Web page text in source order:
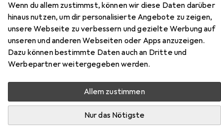
Wenn du allem zustimmst, können wir diese Daten darüber
hinaus nutzen, um dir personalisierte Angebote zu zeigen,
unsere Webseite zu verbessern und gezielte Werbung auf
unseren und anderen Webseiten oder Apps anzuzeigen.
Dazu können bestimmte Daten auch an Dritte und
Werbepartner weitergegeben werden.
Allem zustimmen
Nur das Nötigste
Zubehör für
Sonnenschein:SPIRIT
STATEMENTS: 100 spi
Sonnenschein:SPIRIT STATEMENTS: 100 spi aus den
Kategorien Buchfolie und Schreibtisch Accessoire.